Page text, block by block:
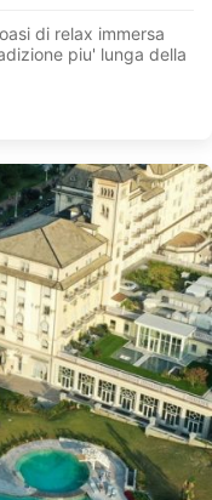
di relax immersa
piu' lunga della